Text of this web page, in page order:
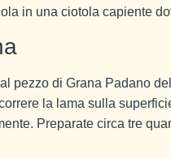
in una ciotola capiente
pezzo di Grana Padano
la lama sulla
Preparate circa tre